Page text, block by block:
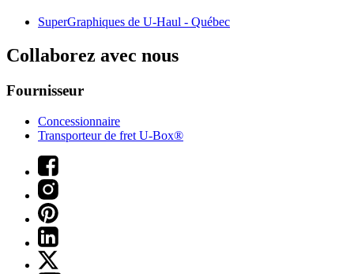
SuperGraphiques de U-Haul - Québec
Collaborez avec nous
Fournisseur
Concessionnaire
Transporteur de fret U-Box®